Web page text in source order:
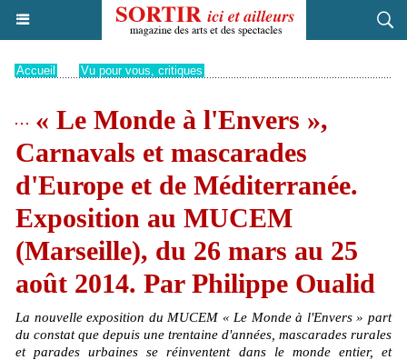
Accueil Vu pour vous, critiques
« Le Monde à l'Envers »,
Carnavals et mascarades
d'Europe et de Méditerranée.
Exposition au MUCEM
(Marseille), du 26 mars au 25
août 2014. Par Philippe Oualid
La nouvelle exposition du MUCEM « Le Monde à l'Envers » part
du constat que depuis une trentaine d'années, mascarades rurales
et parades urbaines se réinventent dans le monde entier, et